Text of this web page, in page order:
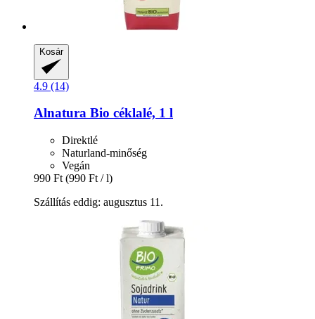
Kosár
4.9 (14)
Alnatura Bio céklalé, 1 l
Direktlé
Naturland-minőség
Vegán
990 Ft (990 Ft / l)
Szállítás eddig: augusztus 11.